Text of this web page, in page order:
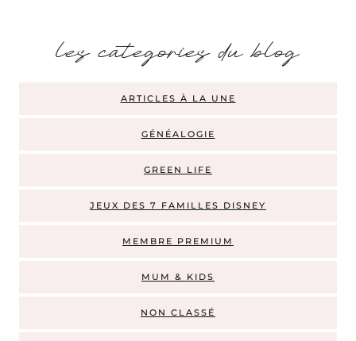
les categories du blog
ARTICLES À LA UNE
GÉNÉALOGIE
GREEN LIFE
JEUX DES 7 FAMILLES DISNEY
MEMBRE PREMIUM
MUM & KIDS
NON CLASSÉ